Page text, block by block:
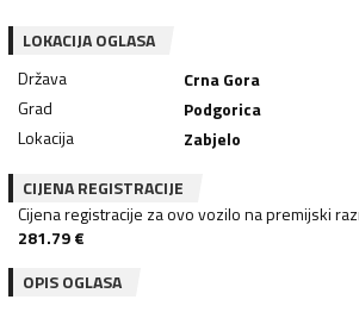
LOKACIJA OGLASA
Država
Crna Gora
Grad
Podgorica
Lokacija
Zabjelo
CIJENA REGISTRACIJE
Cijena registracije za ovo vozilo na premijski
281.79€
OPIS OGLASA